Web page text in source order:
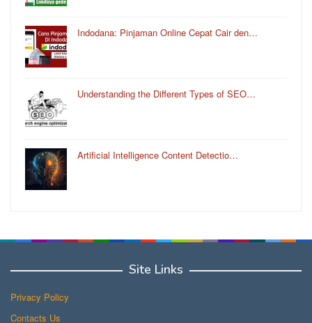
Indodana: Pinjaman Online Cepat Cair den…
Understanding the Different Types of SEO…
Artificial Intelligence Content Detectio…
Site Links
Privacy Policy
Contacts Us